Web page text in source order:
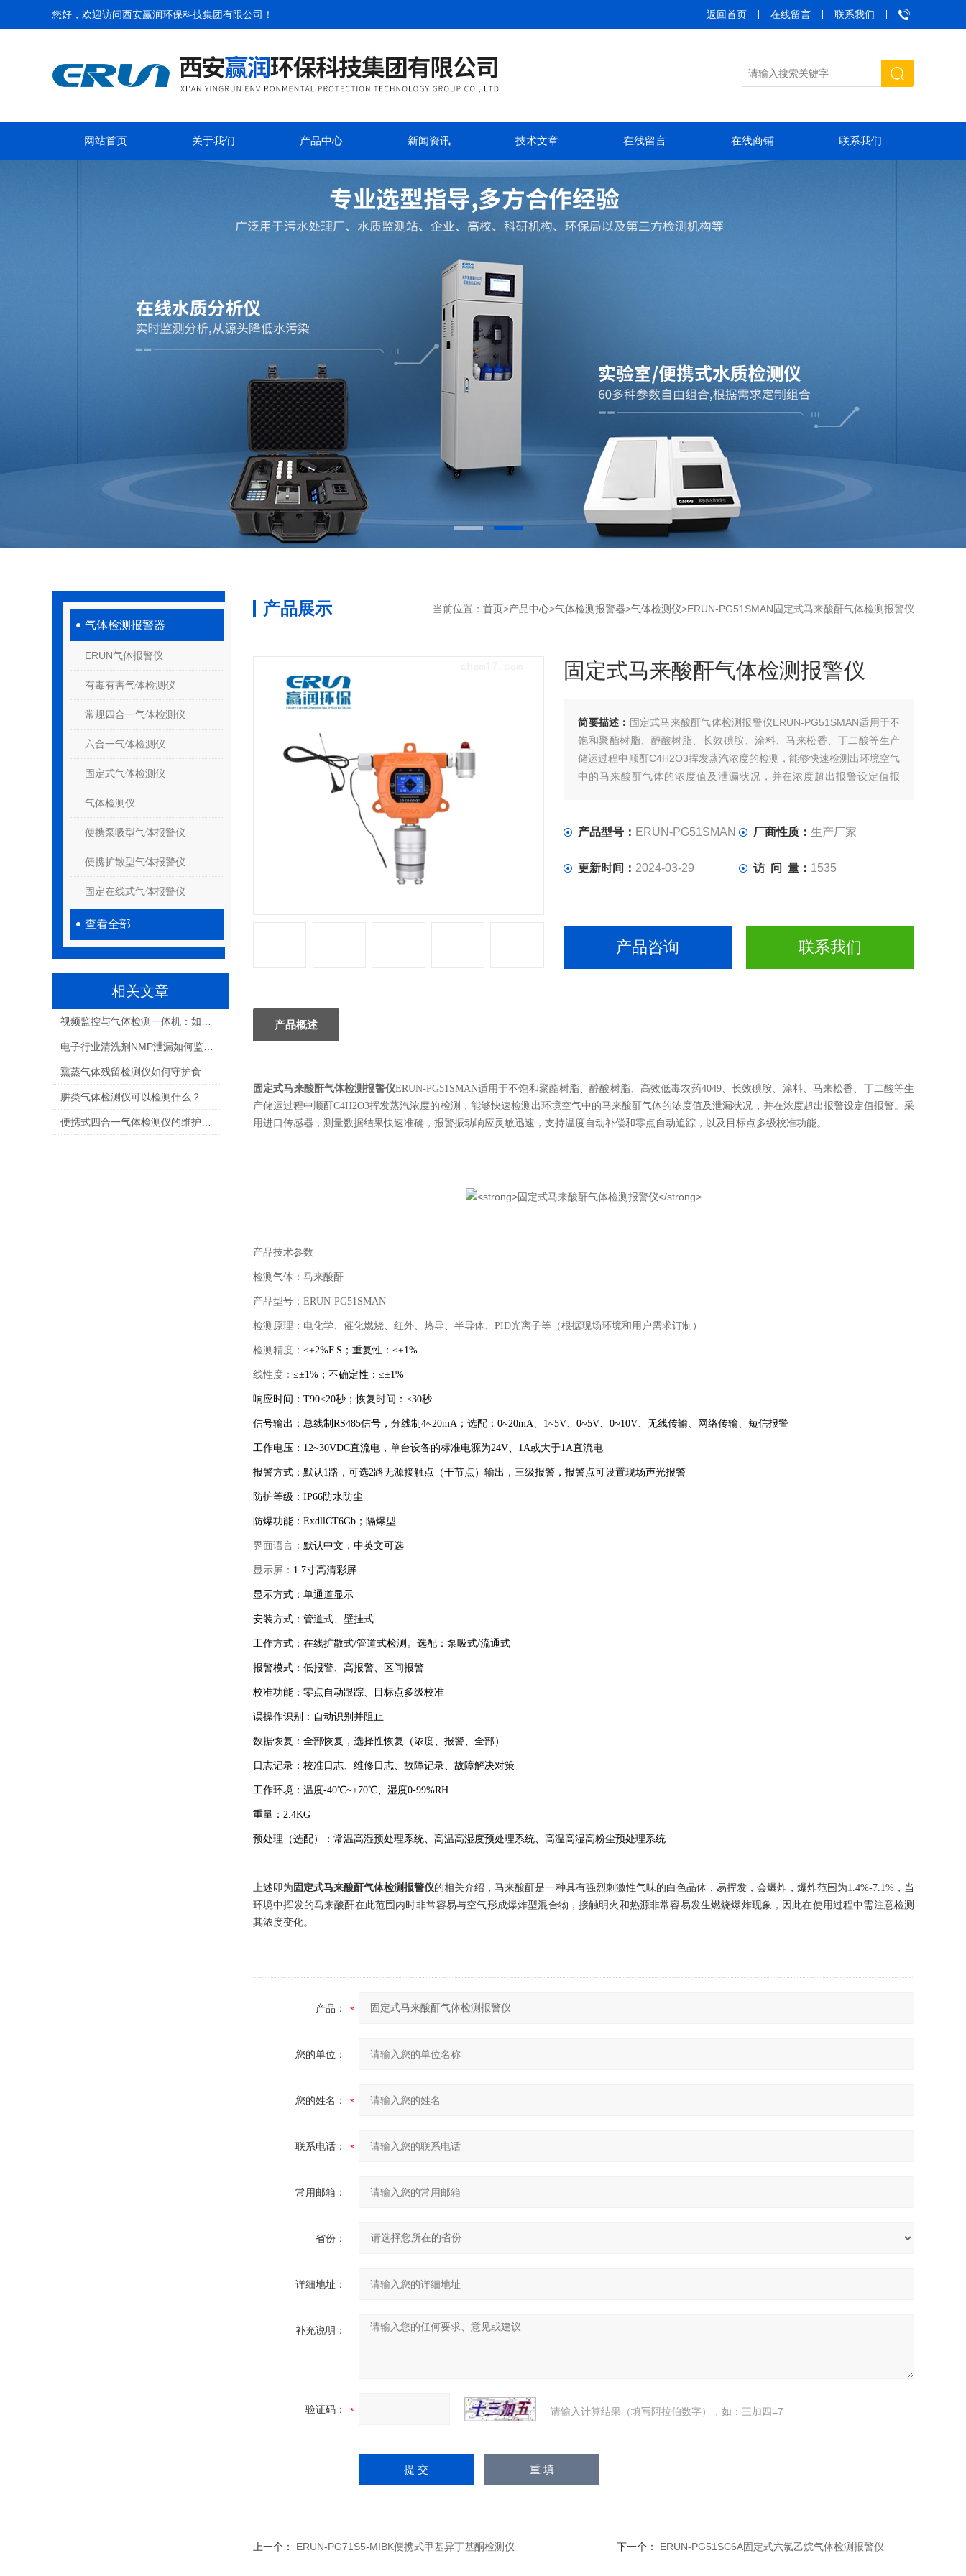
您好，欢迎访问西安赢润环保科技集团有限公司 ！ 返回首页 在线留言 联系我们
网站首页 关于我们 产品中心 新闻资讯 技术文章 在线留言 在线商铺 联系我们
气体检测报警器
ERUN气体报警仪
有毒有害气体检测仪
常规四合一气体检测仪
六合一气体检测仪
固定式气体检测仪
气体检测仪
便携泵吸型气体报警仪
便携扩散型气体报警仪
固定在线式气体报警仪
查看全部
相关文章
产品展示 当前位置： 首页>产品中心>气体检测报警器>气体检测仪>ERUN-PG51SMAN固定式马来酸酐气体检测报警仪
固定式马来酸酐气体检测报警仪
简要描述： 固定式马来酸酐气体检测报警仪ERUN-PG51SMAN适用于不
饱和聚酯树脂、醇酸树脂、长效碘胺、涂料、马来松香、丁二酸等生产
储运过程中顺酐C4H2O3挥发蒸汽浓度的检测，能够快速检测出环境空气
中的马来酸酐气体的浓度值及泄漏状况，并在浓度超出报警设定值报
产品型号： ERUN-PG51SMAN 厂商性质：生产厂家
更新时间： 2024-03-29 访 问 量： 1535
产品咨询 联系我们
产品概述
固定式马来酸酐气体检测报警仪ERUN-PG51SMAN适用于不饱和聚酯树脂、醇酸树脂、高效低毒农药4049、长效碘胺、涂料、马来松香、丁二酸等生
产储运过程中顺酐C4H2O3挥发蒸汽浓度的检测， 能够快速检测出环境空气中的马来酸酐气体的浓度值及泄漏状况，并在浓度超出报警设定值报警。采
用进口传感器，测量数据结果快速准确，报警振动响应灵敏迅速，支持温度自动补偿和零点自动追踪，以及目标点多级校准功能。
产品技术参数
检测气体：马来酸酐
产品型号： ERUN-PG51SMAN
检测原理：电化学、催化燃烧、红外、热导、半导体、 PID光离子等（根据现场环境和用户需求订制）
检测精度： ≤±2%F.S ；重复性：≤±1%
线性度： ≤±1% ；不确定性：≤±1%
响应时间： T90≤20秒；恢复时间：≤30秒
信号输出： 总线制 RS485信号，分线制 4~20mA ；选配： 0~20mA、 1~5V、 0~5V、 0~10V、无线传输、网络传输、短信报警
工作电压： 12~30VDC直流电，单台设备的标准电源为24V、 1A或大于1A直流电
报警方式：默认 1路，可选2路无源接触点（干节点）输出，三级报警，报警点可设置现场声光报警
防护等级： IP66防水防尘
防爆功能： ExdllCT6Gb ；隔爆型
界面语言： 默认中文，中英文可选
显示屏： 1.7寸高清彩屏
显示方式：单通道显示
安装方式：管道式、壁挂式
工作方式：在线扩散式/管道式检测。选配：泵吸式/流通式
报警模式：低报警、高报警、区间报警
校准功能：零点自动跟踪、目标点多级校准
误操作识别：自动识别并阻止
数据恢复：全部恢复，选择性恢复（浓度、报警、全部）
日志记录：校准日志、维修日志、故障记录、故障解决对策
工作环境：温度-40℃~+70℃、湿度0-99%RH
重量： 2.4KG
预处理（选配）：常温高湿预处理系统、高温高湿度预处理系统、高温高湿高粉尘预处理系统
上述即为 固定式马来酸酐气体检测报警仪的相关介绍，马来酸酐是一种具有强烈刺激性气味的白色晶体，易挥发，会爆炸，爆炸范围为1.4%-7.1% ，当
环境中挥发的马来酸酐在此范围内时非常容易与空气形成爆炸型混合物，接触明火和热源非常容易发生燃烧爆炸现象，因此在使用过程中需注意检测
其浓度变化。
产品：
您的单位：
您的姓名：
联系电话：
常用邮箱：
省份：
详细地址：
补充说明：
验证码： 请输入计算结果（填写阿拉伯数字），如：三加四=7
上一个： ERUN-PG71S5-MIBK便携式甲基异丁基酮检测仪 下一个： ERUN-PG51SC6A固定式六氯乙烷气体检测报警仪